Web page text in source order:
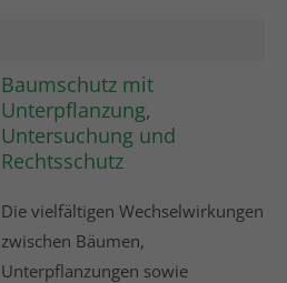
Baumschutz mit
Unterpflanzung,
Untersuchung und
Rechtsschutz
Die vielfältigen Wechselwirkungen
zwischen Bäumen,
Unterpflanzungen sowie